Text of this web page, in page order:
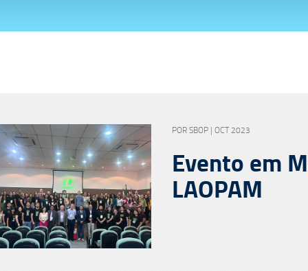
POR SBOP | OCT 2023
Evento em
LAOPAM